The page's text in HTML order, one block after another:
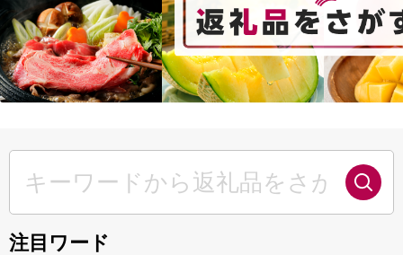
注目ワード